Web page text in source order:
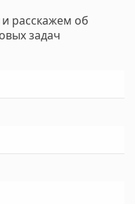
расскажем об
задач